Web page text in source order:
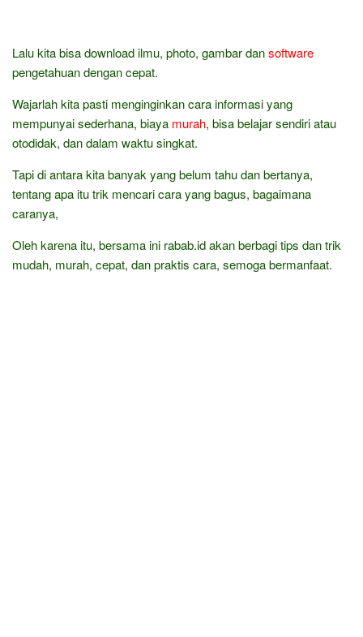
Lalu kita bisa download ilmu, photo, gambar dansoftware
pengetahuan dengan cepat.
Wajarlah kita pasti menginginkan cara informasi yang
mempunyai sederhana, biaya murah, bisa belajar sendiri atau
otodidak, dan dalam waktu singkat.
Tapi di antara kita banyak yang belum tahu dan bertanya,
tentang apa itu trik mencari cara yang bagus, bagaimana
caranya,
Oleh karena itu, bersama ini rabab.id akan berbagi tips dan trik
mudah, murah, cepat, dan praktis cara, semoga bermanfaat.